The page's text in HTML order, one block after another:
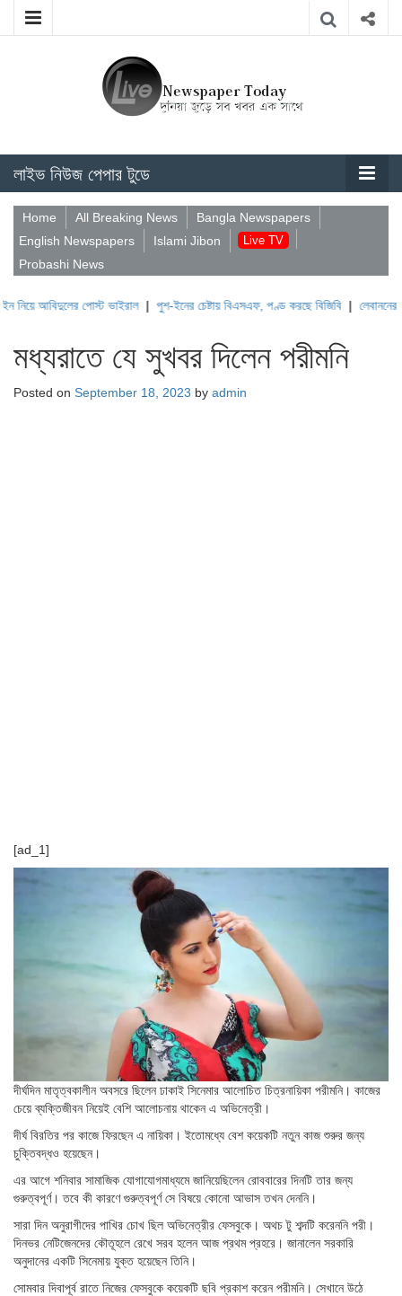
লাইভ নিউজ পেপার টুডে
Home All Breaking News
Bangla Newspapers
English Newspapers
Islami Jibon Live TV
Probashi News
পোস্ট ভাইরাল|পুশ-ইনের চেষ্টায় বিএসএফ, পণ্ড করছে বিজিবি|লেবাননের ঐতিহাসিক
মধ্যরাতে যে সুখবর দিলেন পরীমনি
Posted on September 18, 2023 by admin
[ad_1]
দীর্ঘদিন মাতৃত্বকালীন অবসরে ছিলেন ঢাকাই সিনেমার আলোচিত চিত্রনায়িকা পরীমনি। কাজের
চেয়ে ব্যক্তিজীবন নিয়েই বেশি আলোচনায় থাকেন এ অভিনেত্রী।
দীর্ঘ বিরতির পর কাজে ফিরছেন এ নায়িকা। ইতোমধ্যে বেশ কয়েকটি নতুন কাজ শুরুর জন্য
চুক্তিবদ্ধও হয়েছেন।
এর আগে শনিবার সামাজিক যোগাযোগমাধ্যমে জানিয়েছিলেন রোববারের দিনটি তার জন্য
গুরুত্বপূর্ণ। তবে কী কারণে গুরুত্বপূর্ণ সে বিষয়ে কোনো আভাস তখন দেননি।
সারা দিন অনুরাগীদের পাখির চোখ ছিল অভিনেত্রীর ফেসবুকে। অথচ টু শব্দটি করেননি পরী।
দিনভর নেটিজেনদের কৌতূহলে রেখে সরব হলেন আজ প্রথম প্রহরে। জানালেন সরকারি
অনুদানের একটি সিনেমায় যুক্ত হয়েছেন তিনি।
সোমবার দিবাপূর্ব রাতে নিজের ফেসবুকে কয়েকটি ছবি প্রকাশ করেন পরীমনি। সেখানে উঠে